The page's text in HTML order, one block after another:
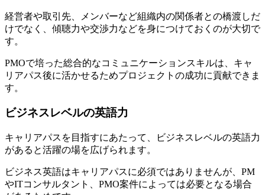
経営者や取引先、メンバーなど組織内の関係者との橋渡しだ
けでなく、 傾聴力や交渉力などを身につけておくのが大切で
す。
PMOで培った総合的なコミュニケーションスキルは、キャ
リアパス後に活かせるためプロジェクトの成功に貢献できま
す。
ビジネスレベルの英語力
キャリアパスを目指すにあたって、ビジネスレベルの英語力
があると活躍の場を広げられます。
ビジネス英語はキャリアパスに必須ではありませんが、PM
やITコンサルタント、PMO案件によっては必要となる場合